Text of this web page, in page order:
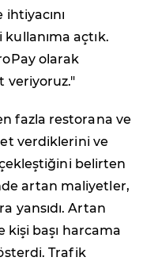
açtık.
olarak
veriyoruz."
fazla restorana ve
verdiklerini ve
belirten
artan maliyetler,
yansıdı. Artan
kişi başı harcama
Trafik